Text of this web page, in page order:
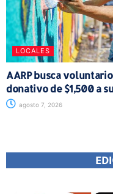
LOCALES
AARP busca
donativo de $1,500 a
agosto 7, 2026